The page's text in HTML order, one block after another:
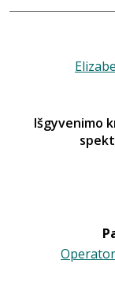
Išgyvenimo